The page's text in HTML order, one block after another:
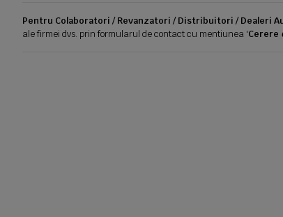
Pentru Colaboratori / Revanzatori / Distribuitori / Dealeri
ale firmei dvs. prin formularul de contact cu mentiunea 'Cerere